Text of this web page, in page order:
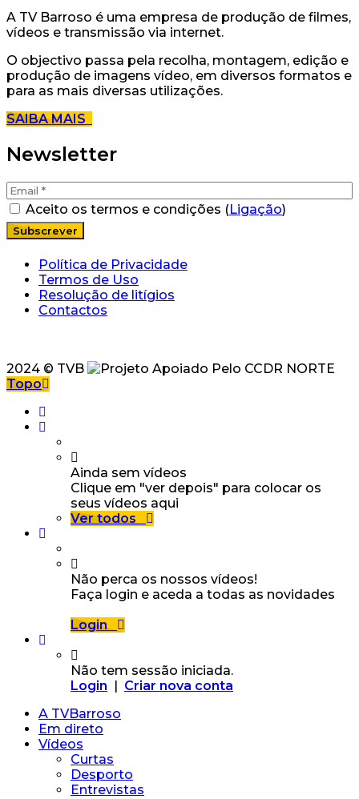
A TV Barroso é uma empresa de produção de filmes,
vídeos e transmissão via internet.
O objectivo passa pela recolha, montagem, edição e
produção de imagens vídeo, em diversos formatos e
para as mais diversas utilizações.
SAIBA MAIS
Newsletter
Aceito os termos e condições (Ligação)
Política de Privacidade
Termos de Uso
Resolução de litígios
Contactos
2024 © TVB
Topo
Ainda sem vídeos
Clique em "ver depois" para colocar os
seus vídeos aqui
Ver todos
Não perca os nossos vídeos!
Faça login e aceda a todas as novidades
Login
Não tem sessão iniciada.
Login | Criar nova conta
A TVBarroso
Em direto
Vídeos
Curtas
Desporto
Entrevistas